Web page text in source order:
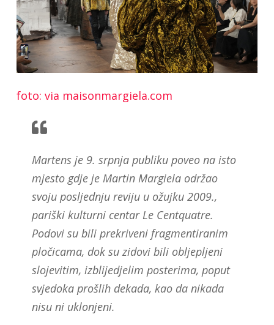
foto: via maisonmargiela.com
Martens je 9. srpnja publiku poveo na isto
mjesto gdje je Martin Margiela održao
svoju posljednju reviju u ožujku 2009.,
pariški kulturni centar Le Centquatre.
Podovi su bili prekriveni fragmentiranim
pločicama, dok su zidovi bili obljepljeni
slojevitim, izblijedjelim posterima, poput
svjedoka prošlih dekada, kao da nikada
nisu ni uklonjeni.